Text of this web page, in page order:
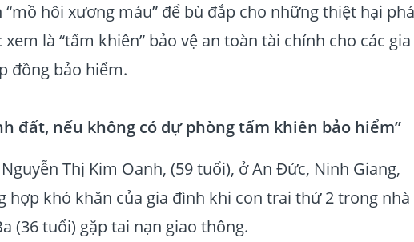
hôi xương máu” để bù đắp cho những thiệt hại
là “tấm khiên” bảo vệ an toàn tài chính cho các gia
đồng bảo hiểm.
đất, nếu không có dự phòng tấm khiên bảo hiểm”
Thị Kim Oanh, (59 tuổi), ở An Đức, Ninh Giang,
hợp khó khăn của gia đình khi con trai thứ 2 trong nhà
(36 tuổi) gặp tai nạn giao thông.